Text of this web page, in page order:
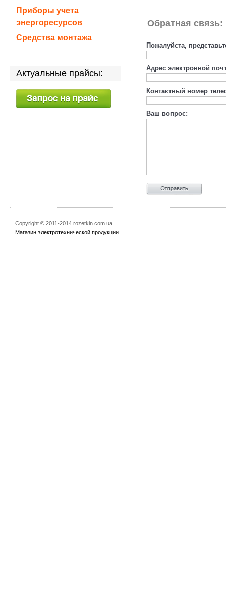
Обратная связь:
Пожалуйста,
Адрес электронной
Контактный номер
Ваш вопрос:
Приборы учета
энергоресурсов
Средства монтажа
Актуальные прайсы:
Copyright © 2011-2014 rozetkin.com.ua
Магазин электротехнической продукции